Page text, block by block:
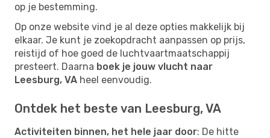
op je bestemming.
Op onze website vind je al deze opties makkelijk bij
elkaar. Je kunt je zoekopdracht aanpassen op prijs,
reistijd of hoe goed de luchtvaartmaatschappij
presteert. Daarna boek je jouw vlucht naar
Leesburg, VA heel eenvoudig.
Ontdek het beste van Leesburg, VA
Activiteiten binnen, het hele jaar door: De hitte